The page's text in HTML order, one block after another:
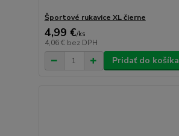
Športové rukavice XL čierne
4,99 €/ks
4,06 € bez DPH
Pridať do košíka